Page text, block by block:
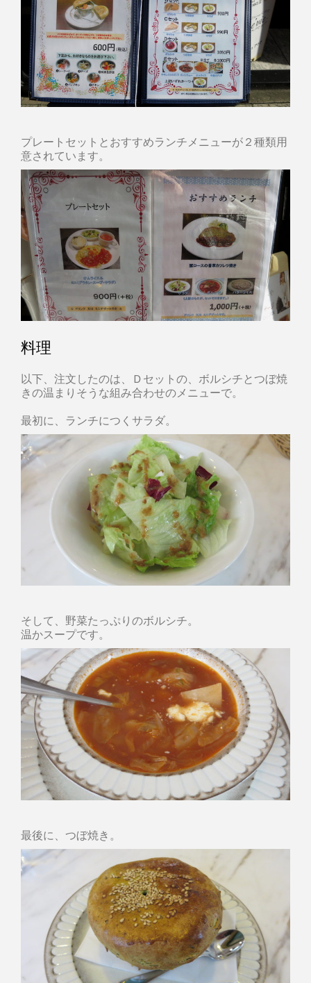
プレートセットとおすすめランチメニューが２種類用
意されています。
料理
以下、注文したのは、Ｄセットの、ボルシチとつぼ焼
きの温まりそうな組み合わせのメニューで。
最初に、ランチにつくサラダ。
そして、野菜たっぷりのボルシチ。
温かスープです。
最後に、つぼ焼き。